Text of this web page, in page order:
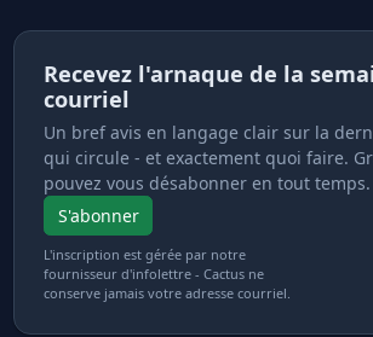
Recevez l'arnaque de la
courriel
Un bref avis en langage clair sur la
qui circule - et exactement quoi faire.
pouvez vous désabonner en tout temps.
S'abonner
L'inscription est gérée par notre
fournisseur d'infolettre - Cactus ne
conserve jamais votre adresse courriel.